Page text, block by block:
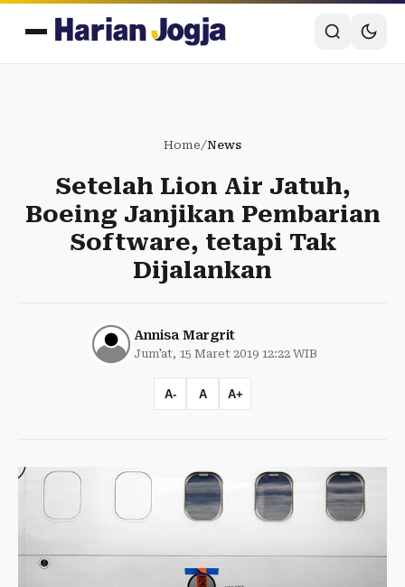
Home/News
Setelah Lion Air Jatuh,
Boeing Janjikan Pembarian
Software, tetapi Tak
Dijalankan
Annisa Margrit
Jum'at, 15 Maret 2019 12:22 WIB
A- A A+